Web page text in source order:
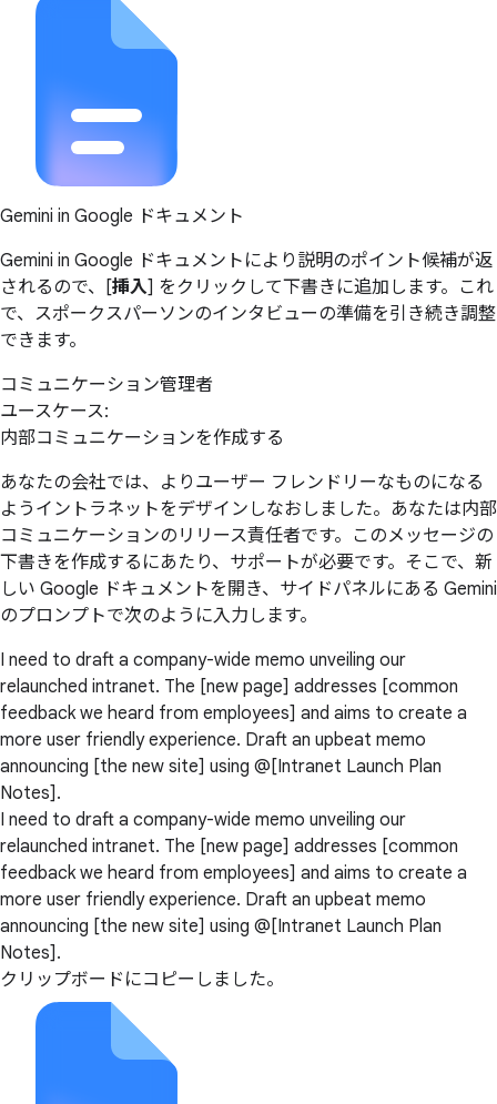
Gemini in Google ドキュメント
Gemini in Google ドキュメントにより説明のポイント候補が返
されるので、[挿入] をクリックして下書きに追加します。これ
で、スポークスパーソンのインタビューの準備を引き続き調整
できます。
コミュニケーション管理者
ユースケース:
内部コミュニケーションを作成する
あなたの会社では、よりユーザー フレンドリーなものになる
ようイントラネットをデザインしなおしました。あなたは内部
コミュニケーションのリリース責任者です。このメッセージの
下書きを作成するにあたり、サポートが必要です。そこで、新
しい Google ドキュメントを開き、サイドパネルにある Gemini
のプロンプトで次のように入力します。
I need to draft a company-wide memo unveiling our
relaunched intranet. The [new page] addresses [common
feedback we heard from employees] and aims to create a
more user friendly experience. Draft an upbeat memo
announcing [the new site] using @[Intranet Launch Plan
Notes].
I need to draft a company-wide memo unveiling our
relaunched intranet. The [new page] addresses [common
feedback we heard from employees] and aims to create a
more user friendly experience. Draft an upbeat memo
announcing [the new site] using @[Intranet Launch Plan
Notes].
クリップボードにコピーしました。